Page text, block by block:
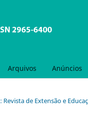
Arquivos Anúncios
Revista de Extensão e